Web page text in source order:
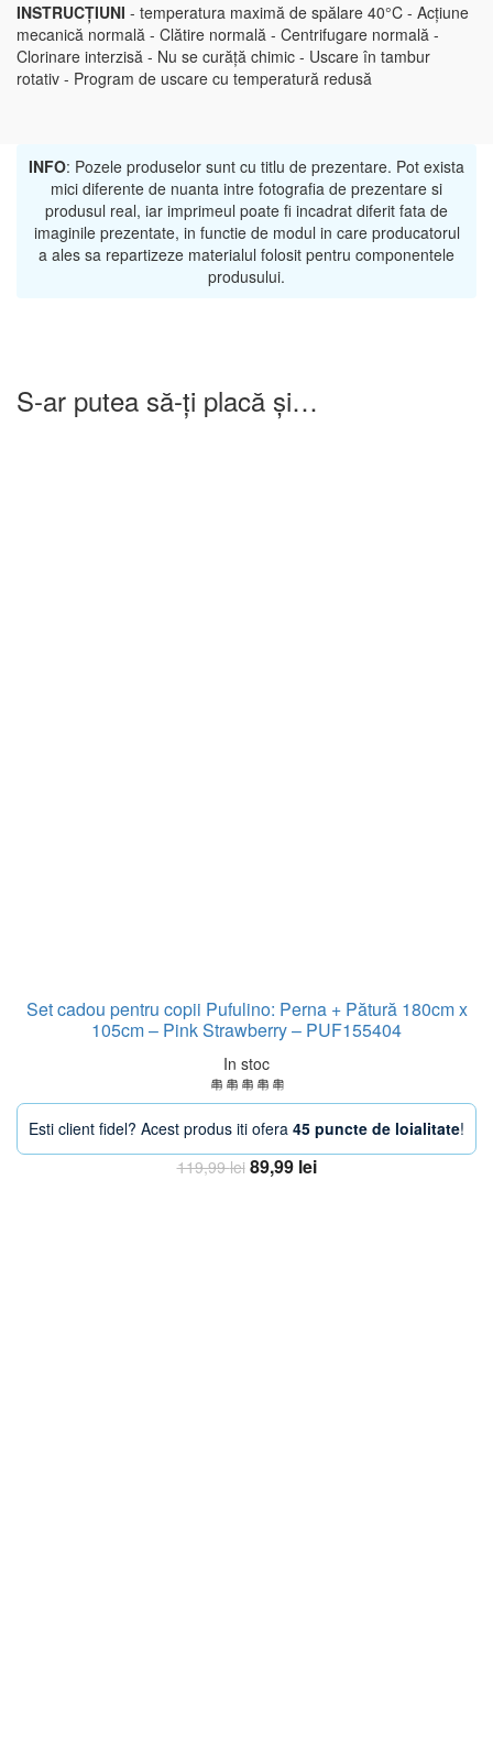
INSTRUCȚIUNI - temperatura maximă de spălare 40°C - Acțiune
mecanică normală - Clătire normală - Centrifugare normală -
Clorinare interzisă - Nu se curăță chimic - Uscare în tambur
rotativ - Program de uscare cu temperatură redusă
INFO: Pozele produselor sunt cu titlu de prezentare. Pot exista
mici diferente de nuanta intre fotografia de prezentare si
produsul real, iar imprimeul poate fi incadrat diferit fata de
imaginile prezentate, in functie de modul in care producatorul
a ales sa repartizeze materialul folosit pentru componentele
produsului.
S-ar putea să-ți placă și…
Set cadou pentru copii Pufulino: Perna + Pătură 180cm x
105cm – Pink Strawberry – PUF155404
In stoc
Esti client fidel? Acest produs iti ofera 45 puncte de loialitate!
119,99lei Prețul
89,99 leiPrețul